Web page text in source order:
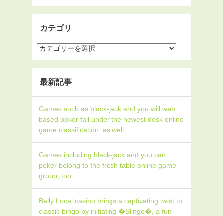
カテゴリ
最新記事
Games such as black-jack and you will web
based poker fall under the newest desk online
game classification, as well
Games including black-jack and you can
poker belong to the fresh table online game
group, too
Bally Local casino brings a captivating twist to
classic bingo by initiating �Slingo�, a fun